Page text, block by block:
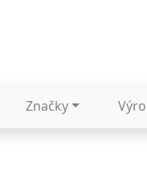
Značky